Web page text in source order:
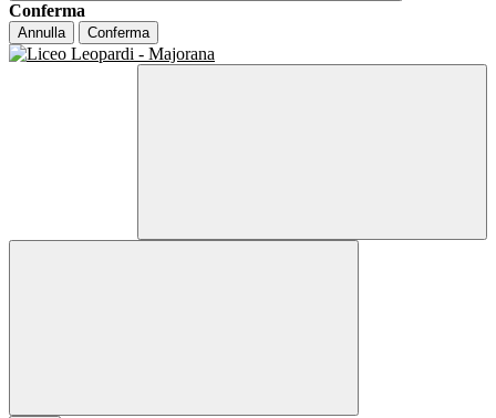
Conferma
Annulla Conferma